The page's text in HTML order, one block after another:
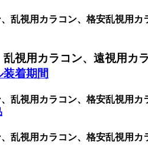
乱視用カラコン、格安乱視用
視用カラコン、遠視用カ
装着期間
乱視用カラコン、格安乱視用
乱視用カラコン、格安乱視用